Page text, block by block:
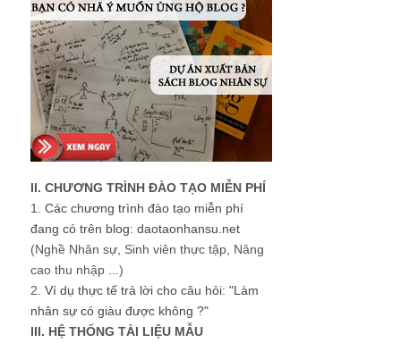
II. CHƯƠNG TRÌNH ĐÀO TẠO MIỄN PHÍ
1. Các chương trình đào tạo miễn phí
đang có trên blog: daotaonhansu.net
(Nghề Nhân sự, Sinh viên thực tập, Nâng
cao thu nhập ...)
2. Ví dụ thực tế trả lời cho câu hỏi: "Làm
nhân sự có giàu được không ?"
III. HỆ THỐNG TÀI LIỆU MẪU